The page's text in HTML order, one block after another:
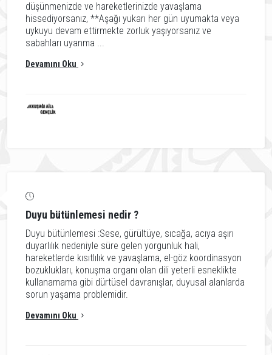
düşünmenizde ve hareketlerinizde yavaşlama
hissediyorsanız, **Aşağı yukarı her gün uyumakta veya
uykuyu devam ettirmekte zorluk yaşıyorsanız ve
sabahları uyanma ...
Devamını Oku
Duyu bütünlemesi nedir ?
Duyu bütünlemesi :Sese, gürültüye, sıcağa, acıya aşırı
duyarlılık nedeniyle süre gelen yorgunluk hali,
hareketlerde kısıtlılık ve yavaşlama, el-göz koordinasyon
bozuklukları, konuşma organı olan dili yeterli esneklikte
kullanamama gibi dürtüsel davranışlar, duyusal alanlarda
sorun yaşama problemidir.
Devamını Oku